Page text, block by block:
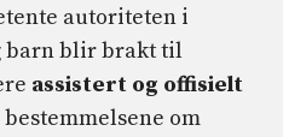
autoriteten i
barn blir brakt til
assistert og offisielt
om